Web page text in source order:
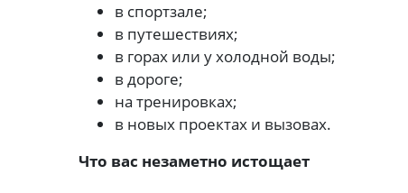
в спортзале;
в путешествиях;
в горах или у холодной воды;
в дороге;
на тренировках;
в новых проектах и вызовах.
Что вас незаметно истощает